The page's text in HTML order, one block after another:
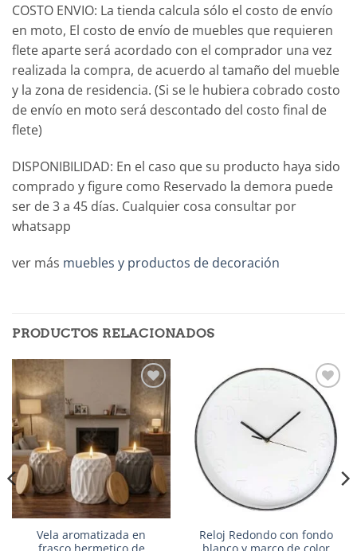
COSTO ENVIO: La tienda calcula sólo el costo de envío
en moto, El costo de envío de muebles que requieren
flete aparte será acordado con el comprador una vez
realizada la compra, de acuerdo al tamaño del mueble
y la zona de residencia. (Si se le hubiera cobrado costo
de envío en moto será descontado del costo final de
flete)
DISPONIBILIDAD: En el caso que su producto haya sido
comprado y figure como Reservado la demora puede
ser de 3 a 45 días. Cualquier cosa consultar por
whatsapp
ver más muebles y productos de decoración
PRODUCTOS RELACIONADOS
Añadir
a la
lista de
deseos
Vela aromatizada en
Añadir
a la
lista de
deseos
Reloj Redondo con fondo